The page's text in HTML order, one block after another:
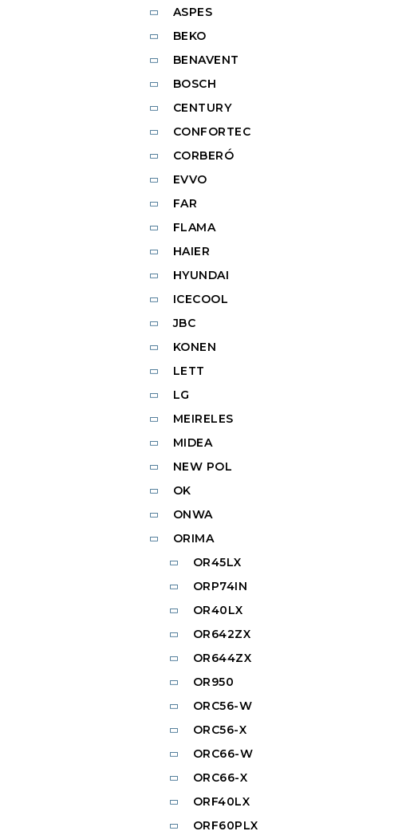
ASPES
BEKO
BENAVENT
BOSCH
CENTURY
CONFORTEC
CORBERÓ
EVVO
FAR
FLAMA
HAIER
HYUNDAI
ICECOOL
JBC
KONEN
LETT
LG
MEIRELES
MIDEA
NEW POL
OK
ONWA
ORIMA
OR45LX
ORP74IN
OR40LX
OR642ZX
OR644ZX
OR950
ORC56-W
ORC56-X
ORC66-W
ORC66-X
ORF40LX
ORF60PLX